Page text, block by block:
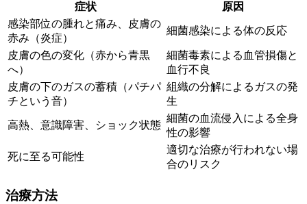
症状
原因
感染部位の腫れと痛み、皮膚の
赤み（炎症）
細菌感染による体の反応
皮膚の色の変化（赤から青黒
へ）
細菌毒素による血管損傷と
血行不良
皮膚の下のガスの蓄積（パチパ
チという音）
組織の分解によるガスの発
生
高熱、意識障害、ショック状態
細菌の血流侵入による全身
性の影響
死に至る可能性
適切な治療が行われない場
合のリスク
治療方法